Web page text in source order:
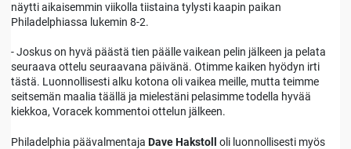
näytti aikaisemmin viikolla tiistaina tylysti kaapin paikan
Philadelphiassa lukemin 8-2.
- Joskus on hyvä päästä tien päälle vaikean pelin jälkeen ja pelata
seuraava ottelu seuraavana päivänä. Otimme kaiken hyödyn irti
tästä. Luonnollisesti alku kotona oli vaikea meille, mutta teimme
seitsemän maalia täällä ja mielestäni pelasimme todella hyvää
kiekkoa, Voracek kommentoi ottelun jälkeen.
Philadelphia päävalmentaja Dave Hakstoll oli luonnollisesti myös